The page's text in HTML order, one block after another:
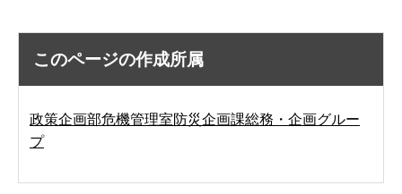
このページの作成所属
政策企画部危機管理室防災企画課総務・企画グルー
プ